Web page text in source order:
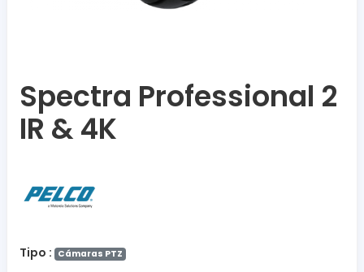
Spectra Professional 2
IR & 4K
Tipo : Cámaras PTZ